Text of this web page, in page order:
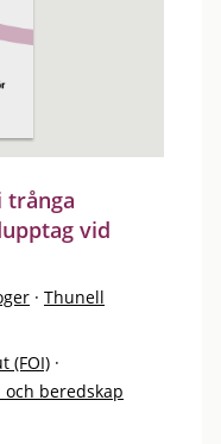
trånga
vid
· Thunell
(FOI) ·
beredskap